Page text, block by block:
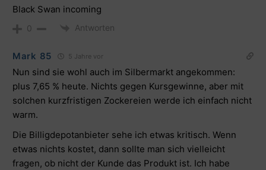
Black Swan incoming
0 Antworten
Mark 85 5 Jahre vor
Nun sind sie wohl auch im Silbermarkt angekommen:
plus 7,65 % heute. Nichts gegen Kursgewinne, aber mit
solchen kurzfristigen Zockereien werde ich einfach nicht
warm.
Die Billigdepotanbieter sehe ich etwas kritisch. Wenn
etwas nichts kostet, dann sollte man sich vielleicht
fragen, ob nicht der Kunde das Produkt ist. Ich habe